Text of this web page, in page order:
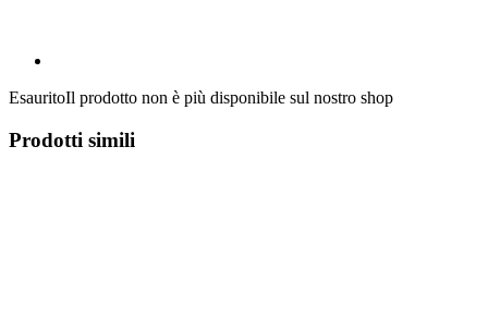
EsauritoIl prodotto non è più disponibile sul nostro shop
Prodotti simili